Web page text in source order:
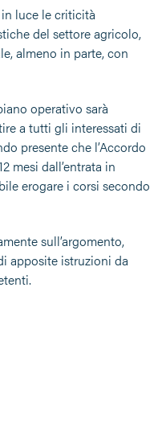
luce le criticità
del settore agricolo,
almeno in parte, con
operativo sarà
a tutti gli interessati di
presente che l’Accordo
mesi dall’entrata in
erogare i corsi secondo
sull’argomento,
apposite istruzioni da